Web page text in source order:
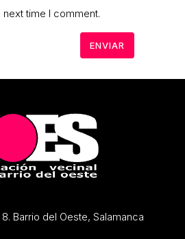
time I comment.
Barrio del Oeste, Salamanca